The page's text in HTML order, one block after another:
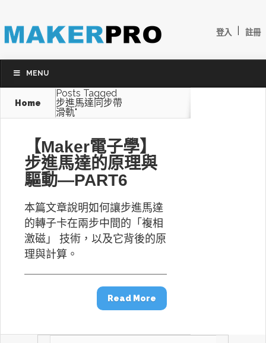
登入 註冊
MENU
Home
Posts Tagged
步進馬達同步帶
滑軌"
【Maker電子學】
步進馬達的原理與
驅動—PART6
本篇文章說明如何讓步進馬達
的轉子卡在兩步中間的「複相
激磁」 技術，以及它背後的原
理與計算。
Read More